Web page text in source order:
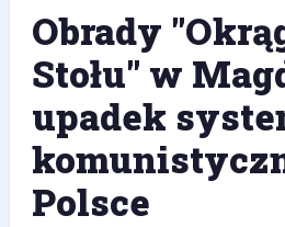
Obrady
Stołu" w
upadek
Polsce